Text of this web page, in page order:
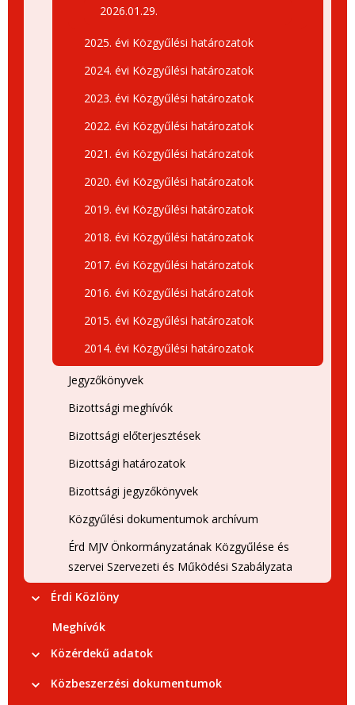
2026.01.29.
2025. évi Közgyűlési határozatok
2024. évi Közgyűlési határozatok
2023. évi Közgyűlési határozatok
2022. évi Közgyűlési határozatok
2021. évi Közgyűlési határozatok
2020. évi Közgyűlési határozatok
2019. évi Közgyűlési határozatok
2018. évi Közgyűlési határozatok
2017. évi Közgyűlési határozatok
2016. évi Közgyűlési határozatok
2015. évi Közgyűlési határozatok
2014. évi Közgyűlési határozatok
Jegyzőkönyvek
Bizottsági meghívók
Bizottsági előterjesztések
Bizottsági határozatok
Bizottsági jegyzőkönyvek
Közgyűlési dokumentumok archívum
Érd MJV Önkormányzatának Közgyűlése és
szervei Szervezeti és Működési Szabályzata
Érdi Közlöny
Meghívók
Közérdekű adatok
Közbeszerzési dokumentumok